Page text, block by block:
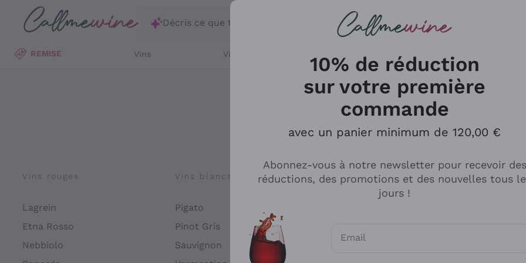
Passer au contenu principal
Décris ce que tu recherches
REMISE Vins Vins Blancs
Explorer le catalogue
Vins rouges
Lagrein
Etna Rosso
Nebbiolo
Vins blancs
Pigato
Pinot Gris
Sauvignon
Producteurs
Les
10% de réduction
sur votre première
commande
avec un panier minimum de 120,00 €
Abonnez-vous à notre newsletter pour recevoir des
réductions, des promotions et des nouvelles tous
jours !
Email